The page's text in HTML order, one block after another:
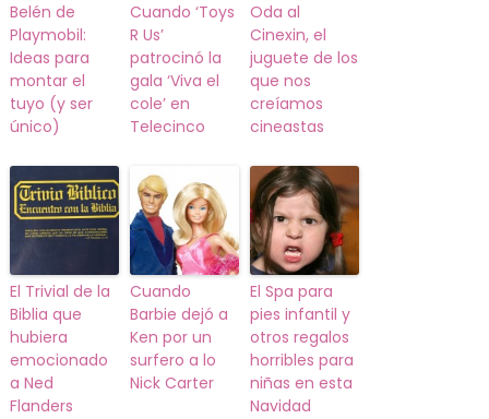
Belén de
Playmobil:
Ideas para
montar el
tuyo (y ser
único)
Cuando ‘Toys
R Us’
patrocinó la
gala ‘Viva el
cole’ en
Telecinco
Oda al
Cinexin, el
juguete de los
que nos
creíamos
cineastas
El Trivial de la
Biblia que
hubiera
emocionado
a Ned
Flanders
Cuando
Barbie dejó a
Ken por un
surfero a lo
Nick Carter
El Spa para
pies infantil y
otros regalos
horribles para
niñas en esta
Navidad